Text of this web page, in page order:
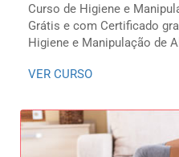
Curso de Higiene e
Grátis e com Certificado
Higiene e Manipulação de
VER CURSO